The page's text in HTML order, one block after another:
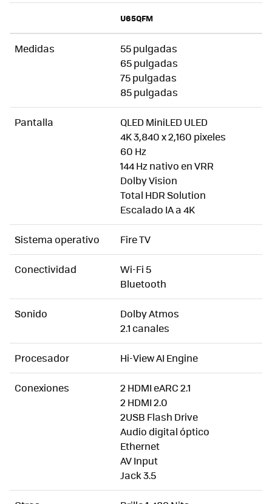
U65QFM
Medidas
55 pulgadas
65 pulgadas
75 pulgadas
85 pulgadas
Pantalla
QLED MiniLED ULED
4K 3,840 x 2,160 pixeles
60 Hz
144 Hz nativo en VRR
Dolby Vision
Total HDR Solution
Escalado IA a 4K
Sistema operativo Fire TV
Conectividad
Wi-Fi 5
Bluetooth
Sonido
Dolby Atmos
2.1 canales
Procesador Hi-View AI Engine
Conexiones
2 HDMI eARC 2.1
2 HDMI 2.0
2USB Flash Drive
Audio digital óptico
Ethernet
AV Input
Jack 3.5